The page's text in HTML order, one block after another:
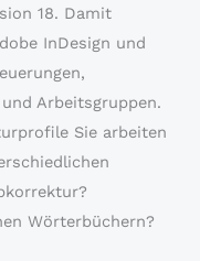
18. Damit
InDesign und
Arbeitsgruppen.
Sie arbeiten
Wörterbüchern?